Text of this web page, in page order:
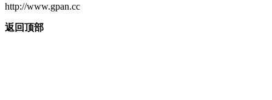
http://www.gpan.cc
返回顶部